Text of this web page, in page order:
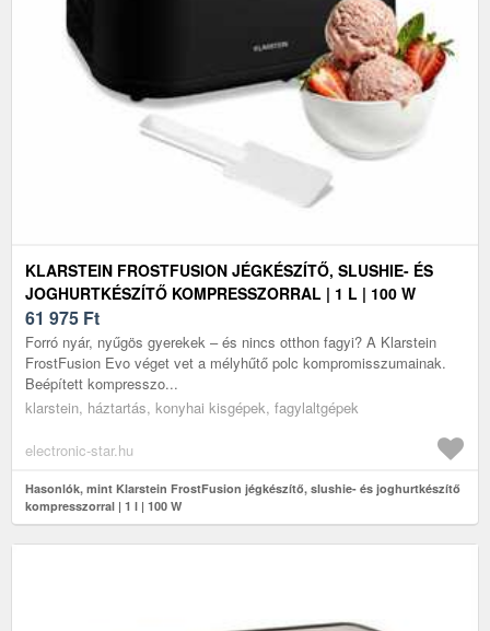
KLARSTEIN FROSTFUSION JÉGKÉSZÍTŐ, SLUSHIE- ÉS
JOGHURTKÉSZÍTŐ KOMPRESSZORRAL | 1 L | 100 W
61 975 Ft
Forró nyár, nyűgös gyerekek – és nincs otthon fagyi? A Klarstein
FrostFusion Evo véget vet a mélyhűtő polc kompromisszumainak.
Beépített kompresszo...
klarstein, háztartás, konyhai kisgépek, fagylaltgépek
electronic-star.hu
Hasonlók, mint Klarstein FrostFusion jégkészítő, slushie- és joghurtkészítő
kompresszorral | 1 l | 100 W